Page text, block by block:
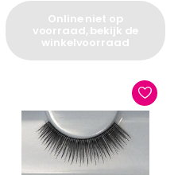
Online niet op
voorraad, bekijk de
winkelvoorraad